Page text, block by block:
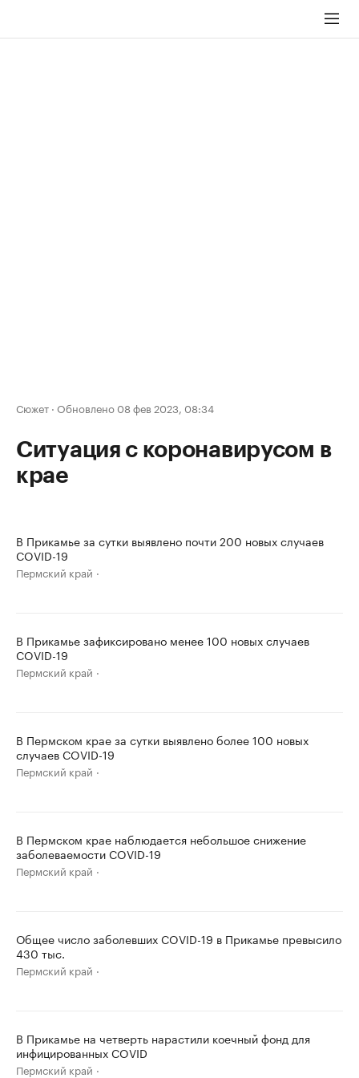
Сюжет · Обновлено 08 фев 2023, 08:34
Ситуация с коронавирусом в
крае
В Прикамье за сутки выявлено почти 200 новых случаев
COVID-19
Пермский край
В Прикамье зафиксировано менее 100 новых случаев
COVID-19
Пермский край
В Пермском крае за сутки выявлено более 100 новых
случаев COVID-19
Пермский край
В Пермском крае наблюдается небольшое снижение
заболеваемости COVID-19
Пермский край
Общее число заболевших COVID-19 в Прикамье превысило
430 тыс.
Пермский край
В Прикамье на четверть нарастили коечный фонд для
инфицированных COVID
Пермский край